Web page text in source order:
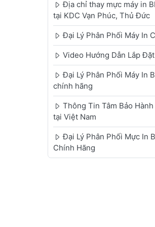
Địa chỉ thay mực máy in
tại KDC Vạn Phúc, Thủ Đức
Đại Lý Phân Phối Máy In
Video Hướng Dẫn Lắp
Đại Lý Phân Phối Máy In
chính hãng
Thông Tin Tâm Bảo
tại Việt Nam
Đại Lý Phân Phối Mực In
Chính Hãng